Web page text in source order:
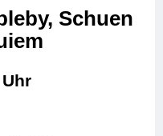
Schuen
Uhr